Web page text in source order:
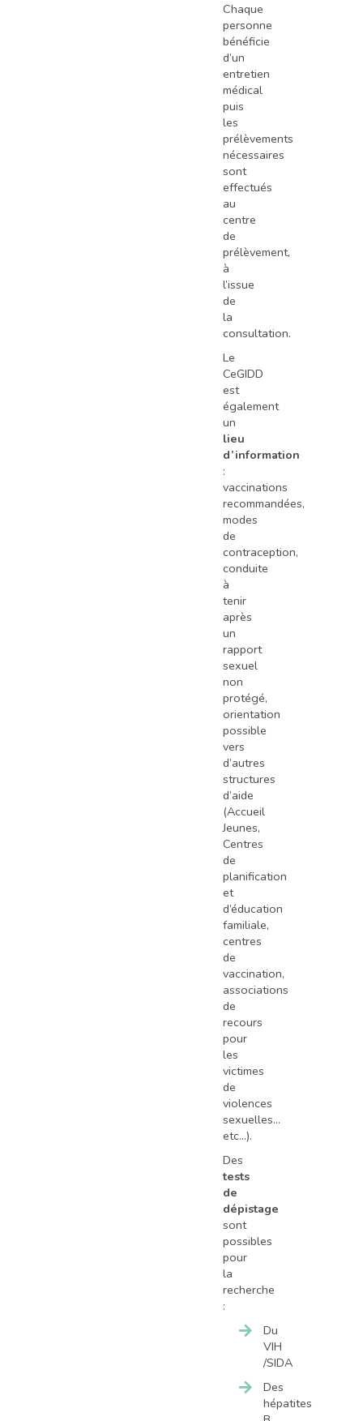
Chaque
personne
bénéficie
d’un
entretien
médical
puis
les
prélèvements
nécessaires
sont
effectués
au
centre
de
prélèvement,
à
l’issue
de
la
consultation.
Le
CeGIDD
est
également
un
lieu
d’information
:
vaccinations
recommandées,
modes
de
contraception,
conduite
à
tenir
après
un
rapport
sexuel
non
protégé,
orientation
possible
vers
d’autres
structures
d’aide
(Accueil
Jeunes,
Centres
de
planification
et
d’éducation
familiale,
centres
de
vaccination,
associations
de
recours
pour
les
victimes
de
violences
sexuelles…
etc…).
Des
tests
de
dépistage
sont
possibles
pour
la
recherche
:
Du
VIH
/SIDA
Des
hépatites